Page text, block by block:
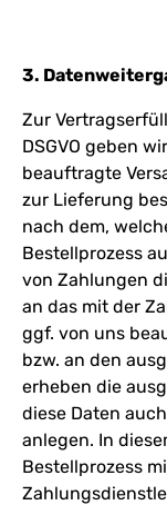
3.
Zur
DSGVO geben
beauftragte
zur Lieferung
nach dem,
Bestellprozess
von Zahlungen
an das mit der
ggf. von uns
bzw. an den
erheben die
diese Daten
anlegen. In
Bestellprozess